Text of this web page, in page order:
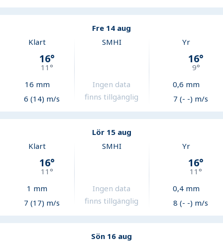
Fre 14 aug
Klart
16°
11°
16 mm
6 (14) m/s
SMHI
Ingen data
finns tillgänglig
Yr
16°
9°
0,6 mm
7 (- -) m/s
Lör 15 aug
Klart
16°
11°
1 mm
7 (17) m/s
SMHI
Ingen data
finns tillgänglig
Yr
16°
11°
0,4mm
8 (- -) m/s
Sön 16 aug